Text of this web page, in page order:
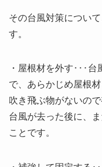
その台風対策につい
す。
・屋根材を外す･･･
で、あらかじめ屋根
吹き飛ぶ物がないので
台風が去った後に、
ことです。